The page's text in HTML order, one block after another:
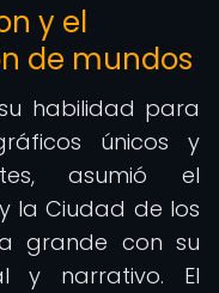
y el
de mundos
habilidad para
únicos y
asumió el
la Ciudad de los
grande con su
y narrativo. El